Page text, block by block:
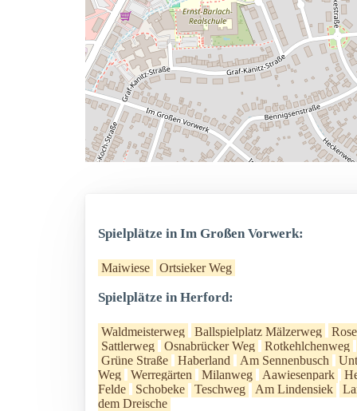
Spielplätze in Im Großen Vorwerk:
Maiwiese Ortsieker Weg
Spielplätze in Herford:
Waldmeisterweg Ballspielplatz Mälzerweg
Sattlerweg
Osnabrücker Weg
Rotkehlchenweg
Grüne Straße
Haberland Am Sennenbusch
Weg
Werregärten Milanweg Aawiesenpark
Felde
Schobeke Teschweg Am Lindensiek
dem Dreische